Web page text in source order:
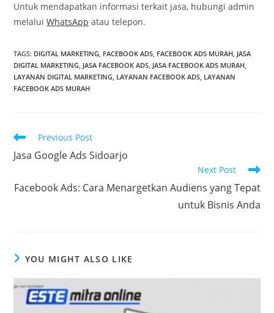
Untuk mendapatkan informasi terkait jasa, hubungi admin
melaluiWhatsApp atau telepon.
TAGS: DIGITAL MARKETING, FACEBOOK ADS, FACEBOOK ADS MURAH, JASA
DIGITAL MARKETING, JASA FACEBOOK ADS, JASA FACEBOOK ADS MURAH,
LAYANAN DIGITAL MARKETING, LAYANAN FACEBOOK ADS, LAYANAN
FACEBOOK ADS MURAH
Read
articles
Previous Post
Jasa Google Ads Sidoarjo
Next Post
Facebook Ads: Cara Menargetkan Audiens yang Tepat
untuk Bisnis Anda
YOU MIGHT ALSO LIKE